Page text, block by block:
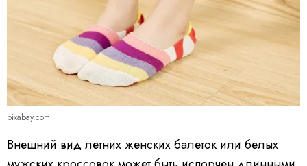
pixabay.com
Внешний вид летних женских балеток или белых